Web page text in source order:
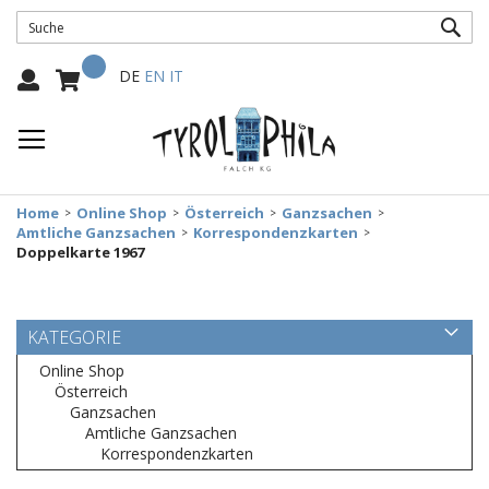
Mein Warenkorb
Select
DE EN IT
Home Online Shop Österreich
Ganzsachen
Amtliche Ganzsachen
Korrespondenzkarten
Doppelkarte 1967
KATEGORIE
Online Shop
Österreich
Ganzsachen
Amtliche Ganzsachen
Korrespondenzkarten